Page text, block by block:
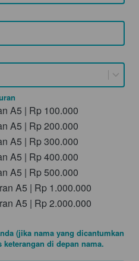
A5 | Rp 100.000
A5 | Rp 200.000
A5 | Rp 300.000
A5 | Rp 400.000
A5 | Rp 500.000
A5 | Rp 1.000.000
A5 | Rp 2.000.000
(jika nama yang dicantumkan
di depan nama.